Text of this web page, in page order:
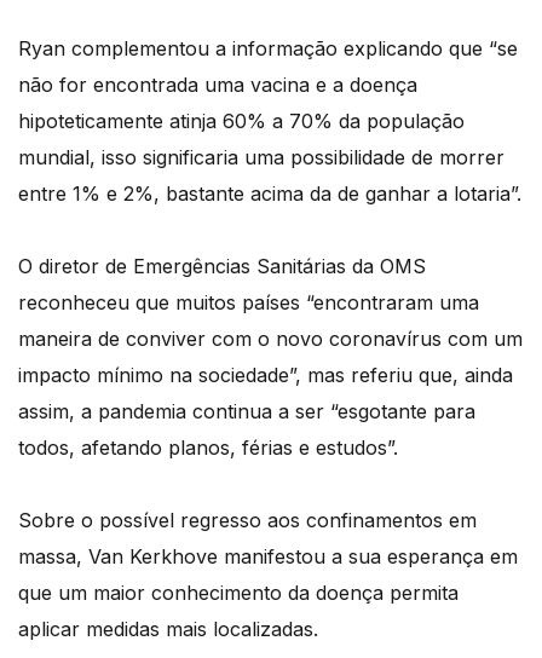
Ryan complementou a informação explicando que “se
não for encontrada uma vacina e a doença
hipoteticamente atinja 60% a 70% da população
mundial, isso significaria uma possibilidade de morrer
entre 1% e 2%, bastante acima da de ganhar a lotaria”.
O diretor de Emergências Sanitárias da OMS
reconheceu que muitos países “encontraram uma
maneira de conviver com o novo coronavírus com um
impacto mínimo na sociedade”, mas referiu que, ainda
assim, a pandemia continua a ser “esgotante para
todos, afetando planos, férias e estudos”.
Sobre o possível regresso aos confinamentos em
massa, Van Kerkhove manifestou a sua esperança em
que um maior conhecimento da doença permita
aplicar medidas mais localizadas.